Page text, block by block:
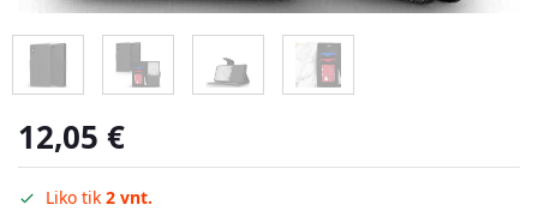
12,05 €
Liko tik 2 vnt.